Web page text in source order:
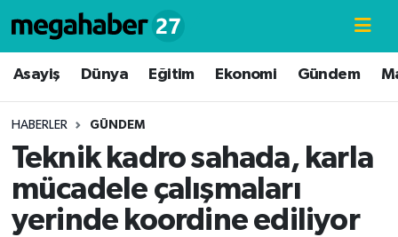
Asayiş Dünya Eğitim Ekonomi Gündem
HABERLER GÜNDEM
Teknik kadro sahada, karla
mücadele çalışmaları
yerinde koordine ediliyor
Hava Durumu
Süper Lig Puan Durumu ve Fikstür
Tüm Manşetler